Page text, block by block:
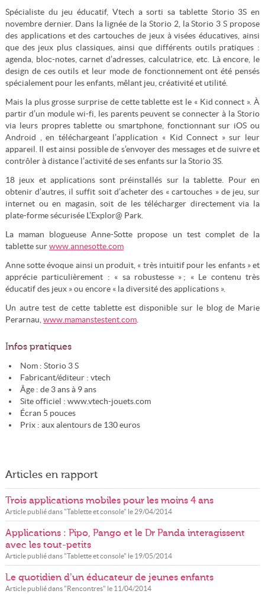
Spécialiste du jeu éducatif, Vtech a sorti sa tablette Storio 3S en
novembre dernier. Dans la lignée de la Storio 2, la Storio 3 S propose
des applications et des cartouches de jeux à visées éducatives, ainsi
que des jeux plus classiques, ainsi que différents outils pratiques :
agenda, bloc-notes, carnet d’adresses, calculatrice, etc. Là encore, le
design de ces outils et leur mode de fonctionnement ont été pensés
spécialement pour les enfants, mêlant jeu, créativité et utilité.
Mais la plus grosse surprise de cette tablette est le « Kid connect ». À
partir d’un module wi-fi, les parents peuvent se connecter à la Storio
via leurs propres tablette ou smartphone, fonctionnant sur iOS ou
Android , en téléchargeant l’application « Kid Connect » sur leur
appareil. Il est ainsi possible de s’envoyer des messages et de suivre et
contrôler à distance l’activité de ses enfants sur la Storio 3S.
18 jeux et applications sont préinstallés sur la tablette. Pour en
obtenir d’autres, il suffit soit d’acheter des « cartouches » de jeu, sur
internet ou en magasin, soit de les télécharger directement via la
plate-forme sécurisée L’Explor@ Park.
La maman blogueuse Anne-Sotte propose un test complet de la
tablette sur www.annesotte.com
Anne sotte évoque ainsi un produit, « très intuitif pour les enfants » et
apprécie particulièrement : « sa robustesse » ; « Le contenu très
éducatif des jeux » ou encore « la diversité des applications ».
Un autre test de cette tablette est disponible sur le blog de Marie
Perarnau, www.mamanstestent.com.
Infos pratiques
Nom : Storio 3 S
Fabricant/éditeur : vtech
Âge : de 3 ans à 9 ans
Site officiel : www.vtech-jouets.com
Écran 5 pouces
Prix : aux alentours de 130 euros
Articles en rapport
Trois applications mobiles pour les moins 4 ans
Article publié dans "Tablette et console" le 29/04/2014
Applications : Pipo, Pango et le Dr Panda interagissent
avec les tout-petits
Article publié dans "Tablette et console" le 19/05/2014
Le quotidien d’un éducateur de jeunes enfants
Article publié dans "Rencontres" le 11/04/2014